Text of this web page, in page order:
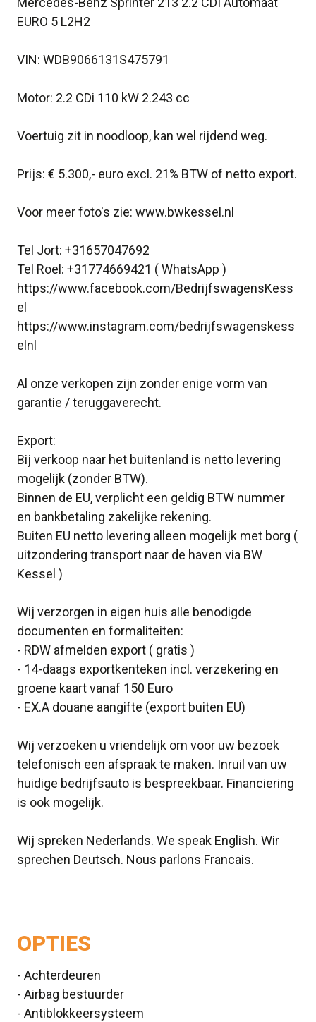
EURO 5 L2H2
VIN: WDB9066131S475791
Motor: 2.2 CDi 110 kW 2.243 cc
Voertuig zit in noodloop, kan wel rijdend weg.
Prijs: € 5.300,- euro excl. 21% BTW of netto export.
Voor meer foto's zie: www.bwkessel.nl
Tel Jort: +31657047692
Tel Roel: +31774669421 ( WhatsApp )
https://www.facebook.com/BedrijfswagensKess
el
https://www.instagram.com/bedrijfswagenskess
elnl
Al onze verkopen zijn zonder enige vorm van
garantie / teruggaverecht.
Export:
Bij verkoop naar het buitenland is netto levering
mogelijk (zonder BTW).
Binnen de EU, verplicht een geldig BTW nummer
en bankbetaling zakelijke rekening.
Buiten EU netto levering alleen mogelijk met borg (
uitzondering transport naar de haven via BW
Kessel )
Wij verzorgen in eigen huis alle benodigde
documenten en formaliteiten:
- RDW afmelden export ( gratis )
- 14-daags exportkenteken incl. verzekering en
groene kaart vanaf 150 Euro
- EX.A douane aangifte (export buiten EU)
Wij verzoeken u vriendelijk om voor uw bezoek
telefonisch een afspraak te maken. Inruil van uw
huidige bedrijfsauto is bespreekbaar. Financiering
is ook mogelijk.
Wij spreken Nederlands. We speak English. Wir
sprechen Deutsch. Nous parlons Francais.
OPTIES
- Achterdeuren
- Airbag bestuurder
- Antiblokkeersysteem